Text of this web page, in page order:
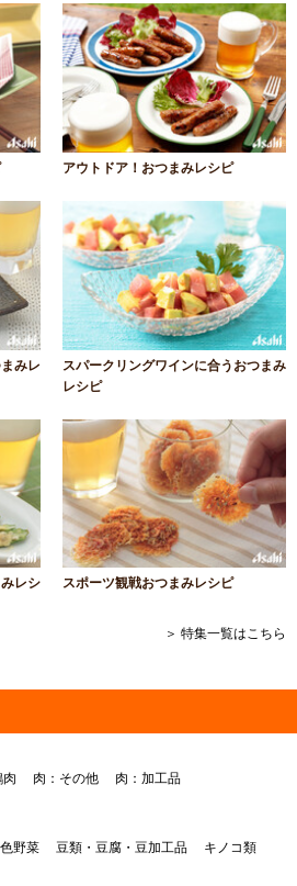
アウトドア！おつまみレシピ
みレ
スパークリングワインに合うおつまみ
レシピ
レシ
スポーツ観戦おつまみレシピ
＞ 特集一覧はこちら
肉 肉：その他 肉：加工品
野菜 豆類・豆腐・豆加工品
キノコ類